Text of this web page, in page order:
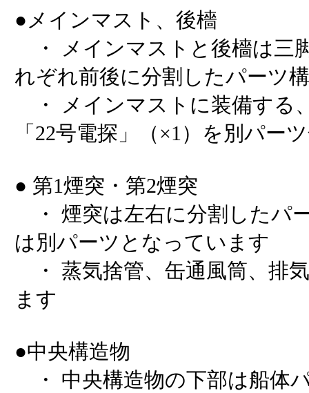
●メインマスト、後檣
・ メインマストと後檣は三
れぞれ前後に分割したパーツ
・ メインマストに装備する
「22号電探」（×1）を別パー
● 第1煙突・第2煙突
・ 煙突は左右に分割したパ
は別パーツとなっています
・ 蒸気捨管、缶通風筒、排
ます
●中央構造物
・ 中央構造物の下部は船体